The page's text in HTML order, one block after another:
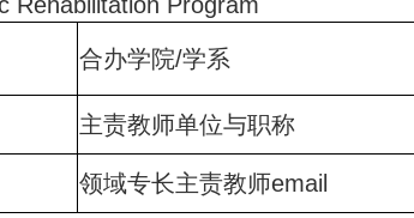
合办学院/学系
主责教师单位与职称
领域专长主责教师email